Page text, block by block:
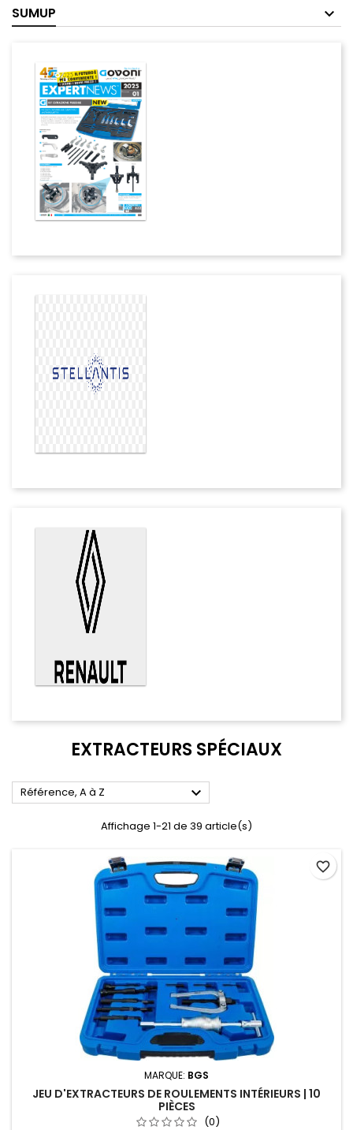
SUMUP
EXTRACTEURS SPÉCIAUX
Référence, A à Z 
Affichage 1-21 de 39 article(s)
MARQUE: BGS
JEU D'EXTRACTEURS DE ROULEMENTS INTÉRIEURS | 10
PIÈCES
(0)
favorite_border